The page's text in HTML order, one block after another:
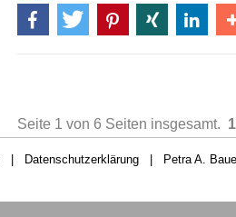
Seite 1 von 6 Seiten insgesamt. 1
Datenschutzerklärung Petra A.